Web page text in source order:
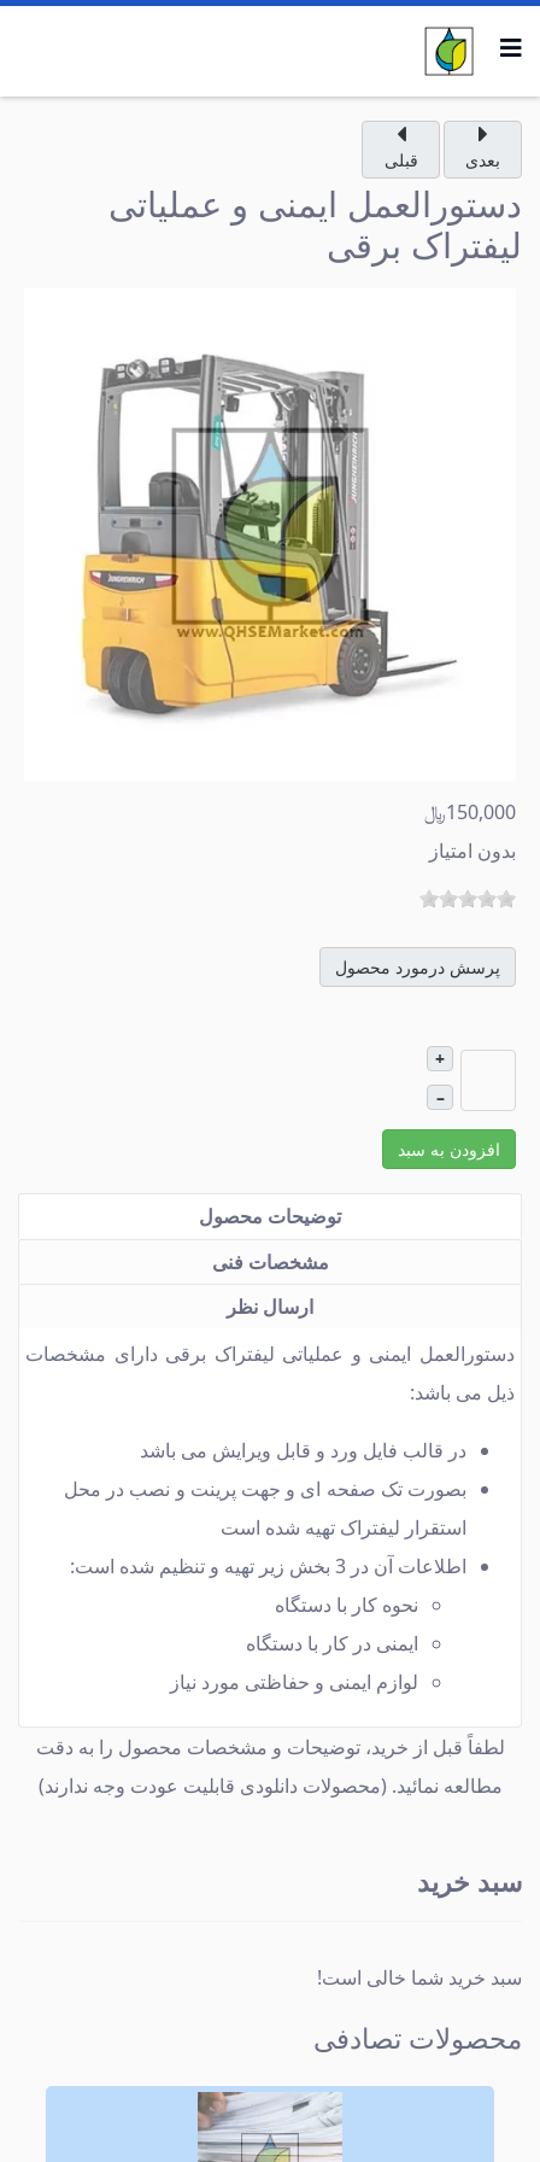
قبلی بعدی
دستورالعمل ایمنی و عملیاتی
لیفتراک برقی
150,000﷼
بدون امتیاز
پرسش درمورد محصول
+
–
افزودن به سبد
توضیحات محصول
مشخصات فنی
ارسال نظر
دستورالعمل ایمنی و عملیاتی لیفتراک برقی دارای مشخصات
ذیل می باشد:
در قالب فایل ورد و قابل ویرایش می باشد
بصورت تک صفحه ای و جهت پرینت و نصب در محل
استقرار لیفتراک تهیه شده است
اطلاعات آن در 3 بخش زیر تهیه و تنظیم شده است:
نحوه کار با دستگاه
ایمنی در کار با دستگاه
لوازم ایمنی و حفاظتی مورد نیاز
لطفاً قبل از خرید، توضیحات و مشخصات محصول را به دقت
مطالعه نمائید. (محصولات دانلودی قابلیت عودت وجه ندارند)
سبد خرید
سبد خرید شما خالی است!
محصولات تصادفی